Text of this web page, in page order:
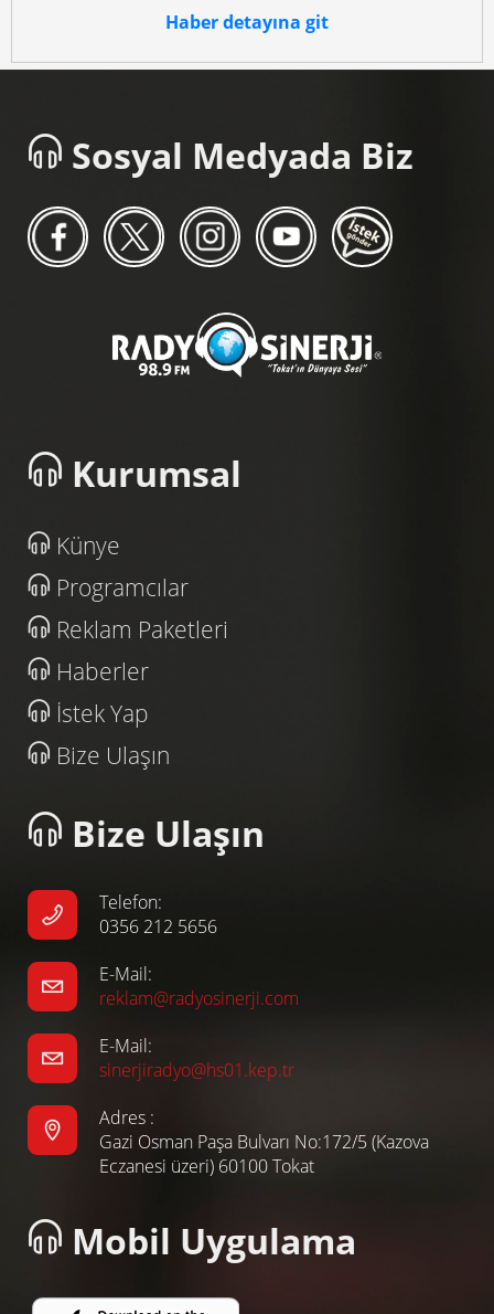
Haber detayına git
Sosyal Medyada Biz
Kurumsal
Künye
Programcılar
Reklam Paketleri
Haberler
İstek Yap
Bize Ulaşın
Bize Ulaşın
Telefon:
0356 212 5656
E-Mail:
reklam@radyosinerji.com
E-Mail:
sinerjiradyo@hs01.kep.tr
Adres :
Gazi Osman Paşa Bulvarı No:172/5 (Kazova
Eczanesi üzeri) 60100 Tokat
Mobil Uygulama